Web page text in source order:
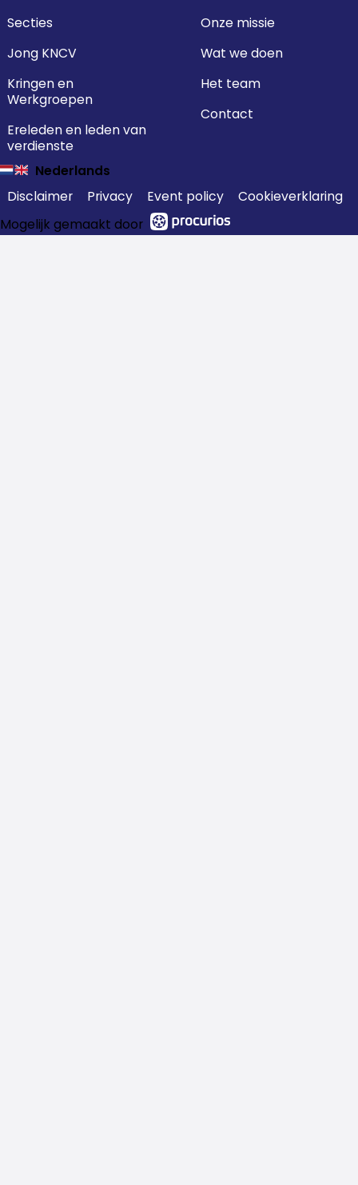
Secties
Jong KNCV
Kringen en
Werkgroepen
Ereleden en leden van
verdienste
Onze missie
Wat we doen
Het team
Contact
Nederlands
Disclaimer
Privacy Event policy
Cookieverklaring
Mogelijk gemaakt door